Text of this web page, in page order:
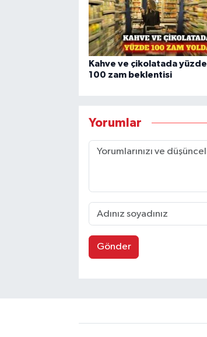
Kahve ve çikolatada yüzde
100 zam beklentisi
Yorumlar
Gönder